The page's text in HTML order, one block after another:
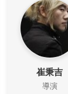
崔秉吉
導演